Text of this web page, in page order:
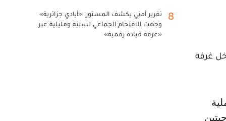
من داخل غرفة
8
تقرير أمني يكشف المستور: «أيادي جزائرية»
وجهت الاقتحام الجماعي لسبتة ومليلية عبر
«غرفة قيادة رقمية»